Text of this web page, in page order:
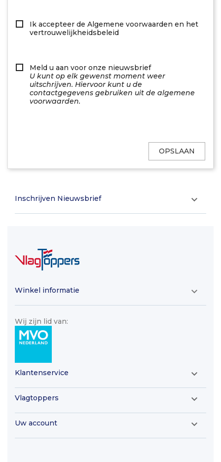
Ik accepteer de Algemene voorwaarden en het
vertrouwelijkheidsbeleid
Meld u aan voor onze nieuwsbrief
U kunt op elk gewenst moment weer
uitschrijven. Hiervoor kunt u de
contactgegevens gebruiken uit de algemene
voorwaarden.
OPSLAAN
Inschrijven Nieuwsbrief 
Winkel informatie 
Wij zijn lid van:
Klantenservice 
Vlagtoppers 
Uw account 